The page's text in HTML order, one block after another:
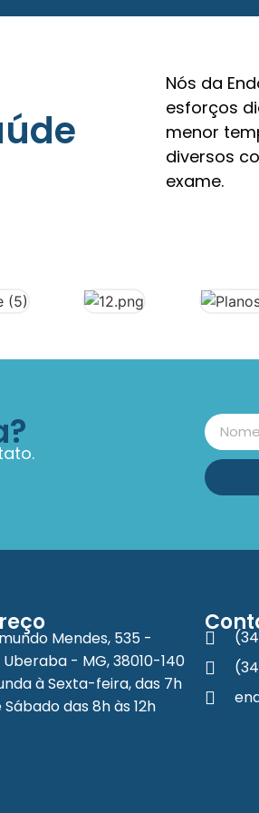
Nós da
esforços
menor
diversos
exame.
Mendes, 535 -
- MG, 38010-140
à Sexta-feira, das 7h
Sábado das 8h às 12h